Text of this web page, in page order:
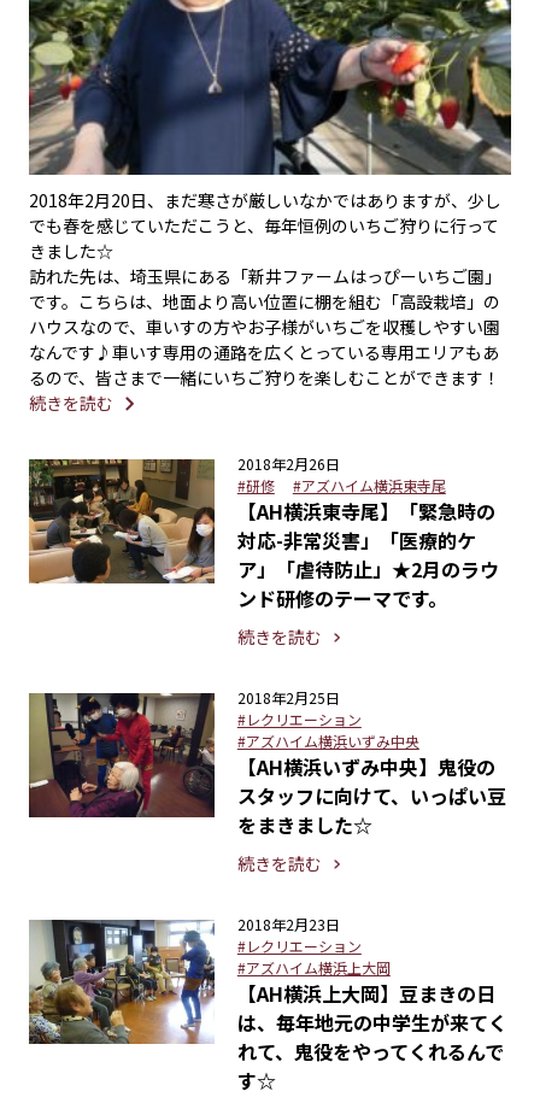
2018年2月20日、まだ寒さが厳しいなかではありますが、少し
でも春を感じていただこうと、毎年恒例のいちご狩りに行って
きました☆
訪れた先は、埼玉県にある「新井ファームはっぴーいちご園」
です。こちらは、地面より高い位置に棚を組む「高設栽培」の
ハウスなので、車いすの方やお子様がいちごを収穫しやすい園
なんです♪車いす専用の通路を広くとっている専用エリアもあ
るので、皆さまで一緒にいちご狩りを楽しむことができます！
続きを読む
2018年2月26日
#研修
#アズハイム横浜東寺尾
【AH横浜東寺尾】「緊急時の
対応-非常災害」「医療的ケ
ア」「虐待防止」★2月のラウ
ンド研修のテーマです。
続きを読む
2018年2月25日
#レクリエーション
#アズハイム横浜いずみ中央
【AH横浜いずみ中央】鬼役の
スタッフに向けて、いっぱい豆
をまきました☆
続きを読む
2018年2月23日
#レクリエーション
#アズハイム横浜上大岡
【AH横浜上大岡】豆まきの日
は、毎年地元の中学生が来てく
れて、鬼役をやってくれるんで
す☆